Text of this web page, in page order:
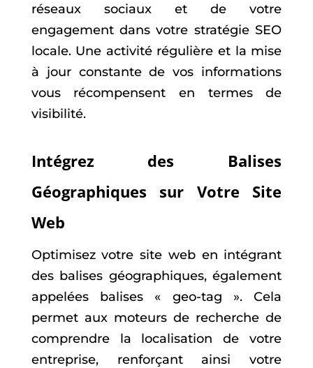
réseaux sociaux et de votre
engagement dans votre stratégie SEO
locale. Une activité régulière et la mise
à jour constante de vos informations
vous récompensent en termes de
visibilité.
Intégrez des Balises
Géographiques sur Votre Site
Web
Optimisez votre site web en intégrant
des balises géographiques, également
appelées balises « geo-tag ». Cela
permet aux moteurs de recherche de
comprendre la localisation de votre
entreprise, renforçant ainsi votre